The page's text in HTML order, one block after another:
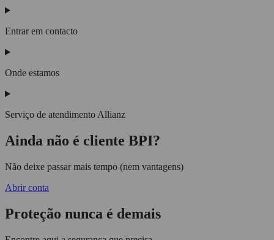
Entrar em contacto
Onde estamos
Serviço de atendimento Allianz
Ainda não é cliente BPI?
Não deixe passar mais tempo (nem vantagens)
Abrir conta
Proteção nunca é demais